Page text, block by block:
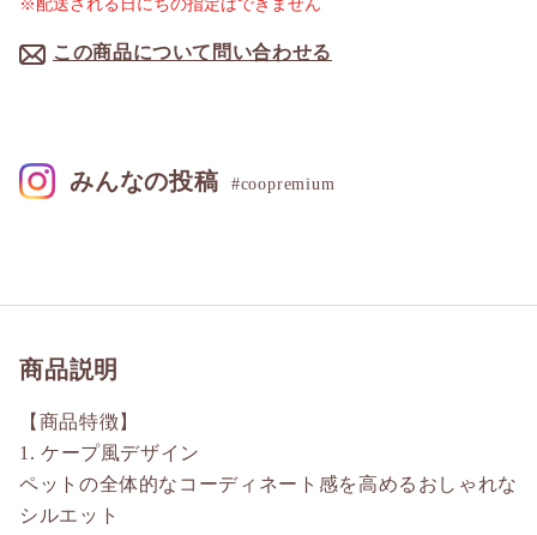
この商品について問い合わせる
※配送される日にちの指定はできません
商品説明
【商品特徴】
1. ケープ風デザイン
ペットの全体的なコーディネート感を高めるおしゃれな
シルエット
みんなの投稿 #coopremium